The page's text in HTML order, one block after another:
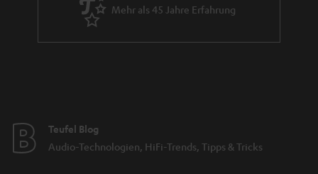
Mehr als 45 Jahre Erfahrung
Teufel Blog
Audio-Technologien, HiFi-Trends, Tipps & Tricks